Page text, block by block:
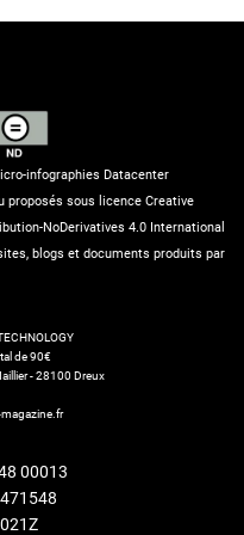
infographies Datacenter
proposés sous licence Creative
NoDerivatives 4.0 International
blogs et documents produits par
de 90€
- 28100 Dreux
00013